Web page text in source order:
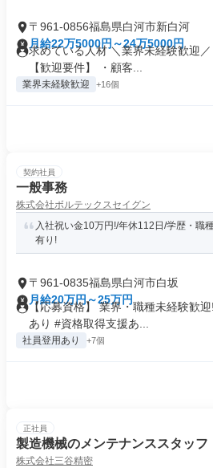
〒961-0856福島県白河市新白河
月給22万5000円～24万5000円
求めている人材 ＼業界未経験歓迎
【歓迎要件】 ・顧客...
業界未経験歓迎 +16個
契約社員
一般事務
株式会社ボルテックスセイグン
入社祝い金10万円!/年休112日/学歴・職
有り!
〒961-0835福島県白河市白坂
月給20万円～25万円
【応募資格】 業界・職種未経験歓
あり #資格取得支援あ...
社員登用あり +7個
正社員
製造機械のメンテナンススタッフ
株式会社三谷精密